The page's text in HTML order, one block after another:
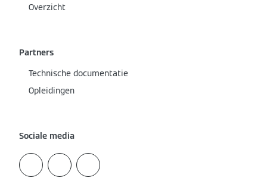
Overzicht
Partners
Technische documentatie
Opleidingen
Sociale media